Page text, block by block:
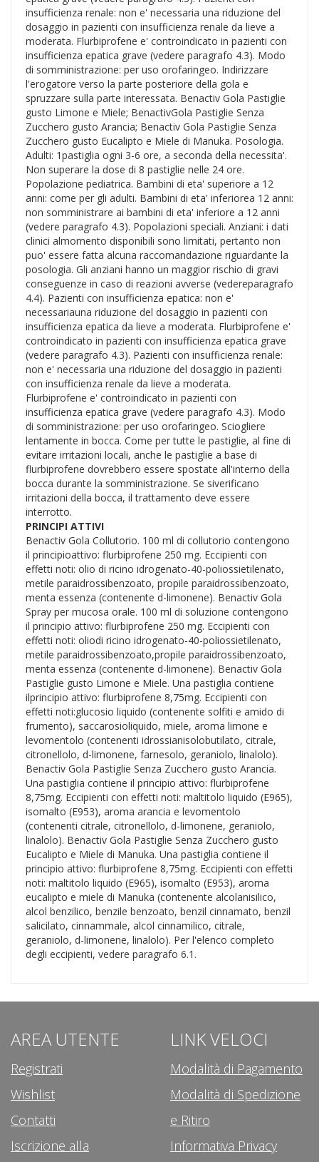
insufficienza renale: non e' necessaria una riduzione del
dosaggio in pazienti con insufficienza renale da lieve a
moderata. Flurbiprofene e' controindicato in pazienti con
insufficienza epatica grave (vedere paragrafo 4.3). Modo
di somministrazione: per uso orofaringeo. Indirizzare
l'erogatore verso la parte posteriore della gola e
spruzzare sulla parte interessata. Benactiv Gola Pastiglie
gusto Limone e Miele; BenactivGola Pastiglie Senza
Zucchero gusto Arancia; Benactiv Gola Pastiglie Senza
Zucchero gusto Eucalipto e Miele di Manuka. Posologia.
Adulti: 1pastiglia ogni 3-6 ore, a seconda della necessita'.
Non superare la dose di 8 pastiglie nelle 24 ore.
Popolazione pediatrica. Bambini di eta' superiore a 12
anni: come per gli adulti. Bambini di eta' inferiorea 12 anni:
non somministrare ai bambini di eta' inferiore a 12 anni
(vedere paragrafo 4.3). Popolazioni speciali. Anziani: i dati
clinici almomento disponibili sono limitati, pertanto non
puo' essere fatta alcuna raccomandazione riguardante la
posologia. Gli anziani hanno un maggior rischio di gravi
conseguenze in caso di reazioni avverse (vedereparagrafo
4.4). Pazienti con insufficienza epatica: non e'
necessariauna riduzione del dosaggio in pazienti con
insufficienza epatica da lieve a moderata. Flurbiprofene e'
controindicato in pazienti con insufficienza epatica grave
(vedere paragrafo 4.3). Pazienti con insufficienza renale:
non e' necessaria una riduzione del dosaggio in pazienti
con insufficienza renale da lieve a moderata.
Flurbiprofene e' controindicato in pazienti con
insufficienza epatica grave (vedere paragrafo 4.3). Modo
di somministrazione: per uso orofaringeo. Sciogliere
lentamente in bocca. Come per tutte le pastiglie, al fine di
evitare irritazioni locali, anche le pastiglie a base di
flurbiprofene dovrebbero essere spostate all'interno della
bocca durante la somministrazione. Se siverificano
irritazioni della bocca, il trattamento deve essere
interrotto.
PRINCIPI ATTIVI
Benactiv Gola Collutorio. 100 ml di collutorio contengono
il principioattivo: flurbiprofene 250 mg. Eccipienti con
effetti noti: olio di ricino idrogenato-40-poliossietilenato,
metile paraidrossibenzoato, propile paraidrossibenzoato,
menta essenza (contenente d-limonene). Benactiv Gola
Spray per mucosa orale. 100 ml di soluzione contengono
il principio attivo: flurbiprofene 250 mg. Eccipienti con
effetti noti: oliodi ricino idrogenato-40-poliossietilenato,
metile paraidrossibenzoato,propile paraidrossibenzoato,
menta essenza (contenente d-limonene). Benactiv Gola
Pastiglie gusto Limone e Miele. Una pastiglia contiene
ilprincipio attivo: flurbiprofene 8,75mg. Eccipienti con
effetti noti:glucosio liquido (contenente solfiti e amido di
frumento), saccarosioliquido, miele, aroma limone e
levomentolo (contenenti idrossianisolobutilato, citrale,
citronellolo, d-limonene, farnesolo, geraniolo, linalolo).
Benactiv Gola Pastiglie Senza Zucchero gusto Arancia.
Una pastiglia contiene il principio attivo: flurbiprofene
8,75mg. Eccipienti con effetti noti: maltitolo liquido (E965),
isomalto (E953), aroma arancia e levomentolo
(contenenti citrale, citronellolo, d-limonene, geraniolo,
linalolo). Benactiv Gola Pastiglie Senza Zucchero gusto
Eucalipto e Miele di Manuka. Una pastiglia contiene il
principio attivo: flurbiprofene 8,75mg. Eccipienti con effetti
noti: maltitolo liquido (E965), isomalto (E953), aroma
eucalipto e miele di Manuka (contenente alcolanisilico,
alcol benzilico, benzile benzoato, benzil cinnamato, benzil
salicilato, cinnammale, alcol cinnamilico, citrale,
geraniolo, d-limonene, linalolo). Per l'elenco completo
degli eccipienti, vedere paragrafo 6.1.
AREA UTENTE
Registrati
Wishlist
Contatti
Iscrizione alla
LINK VELOCI
Modalità di Pagamento
Modalità di Spedizione
e Ritiro
Informativa Privacy